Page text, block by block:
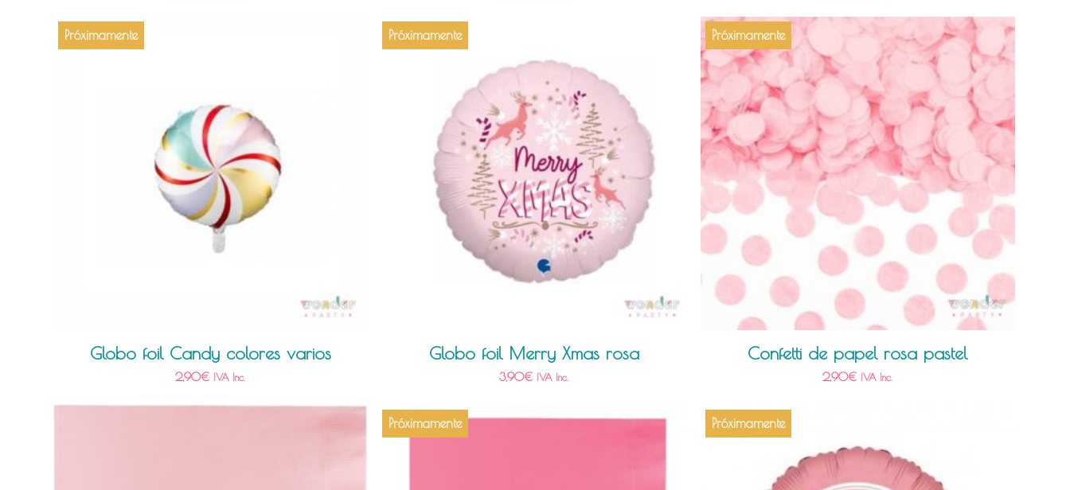
Próximamente
Globo foil Candy colores varios
2,90€ IVA Inc.
Próximamente
Globo foil Merry Xmas rosa
3,90€ IVA Inc.
Próximamente
Confetti de papel rosa pastel
2,90€ IVA Inc.
Próximamente Próximamente